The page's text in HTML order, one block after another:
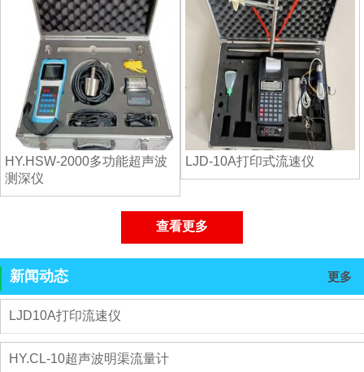
HY.HSW-2000多功能超声波
测深仪
LJD-10A打印式流速仪
查看更多
新闻动态 更多
LJD10A打印流速仪
HY.CL-10超声波明渠流量计